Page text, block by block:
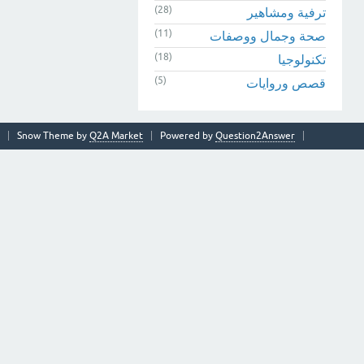
ترفية ومشاهير (28)
صحة وجمال ووصفات (11)
تكنولوجيا (18)
قصص وروايات (5)
Snow Theme by Q2A Market Powered by Question2Answer